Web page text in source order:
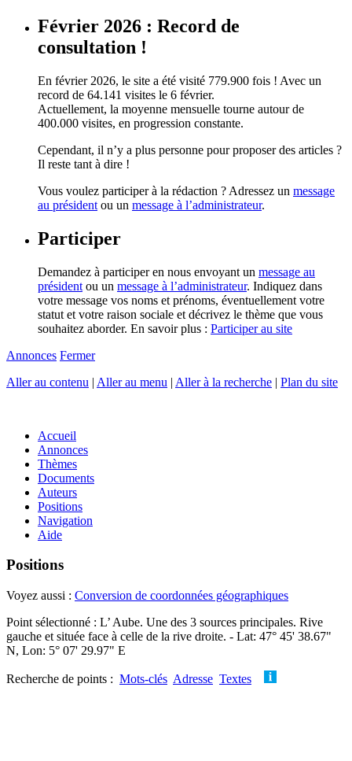
Février 2026 : Record de
consultation !
En février 2026, le site a été visité 779.900 fois ! Avec un
record de 64.141 visites le 6 février.
Actuellement, la moyenne mensuelle tourne autour de
400.000 visites, en progression constante.
Cependant, il n’y a plus personne pour proposer des articles ?
Il reste tant à dire !
Vous voulez participer à la rédaction ? Adressez un message
au président ou un message à l’administrateur.
Participer
Demandez à participer en nous envoyant un message au
président ou un message à l’administrateur. Indiquez dans
votre message vos noms et prénoms, éventuellement votre
statut et votre raison sociale et décrivez le thème que vous
souhaitez aborder. En savoir plus : Participer au site
Annonces Fermer
Aller au contenu | Aller au menu | Aller à la recherche | Plan du site
Accueil
Annonces
Thèmes
Documents
Auteurs
Positions
Navigation
Aide
Positions
Voyez aussi : Conversion de coordonnées géographiques
Point sélectionné : L’ Aube. Une des 3 sources principales. Rive
gauche et située face à celle de la rive droite. - Lat: 47° 45' 38.67"
N, Lon: 5° 07' 29.97" E
Recherche de points : Mots-clés Adresse Textes